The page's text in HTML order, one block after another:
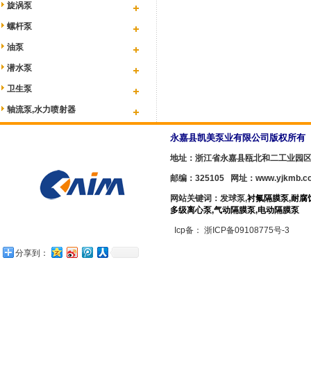
旋涡泵
螺杆泵
油泵
潜水泵
卫生泵
轴流泵,水力喷射器
永嘉县凯美泵业有限公司版权
地址：浙江省永嘉县瓯北和二工业园区
邮编：325105 网址：
网站关键词：发球泵,衬氟隔膜泵,耐腐
多级离心泵,气动隔膜泵,电动隔膜泵
Icp备： 浙ICP备09108775号-3
分享到：